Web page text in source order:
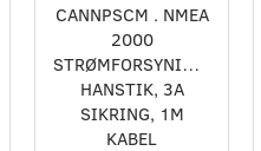
CANNPSCM . NMEA
2000
STRØMFORSYNINGSKABEL,
HANSTIK, 3A
SIKRING, 1M
KABEL